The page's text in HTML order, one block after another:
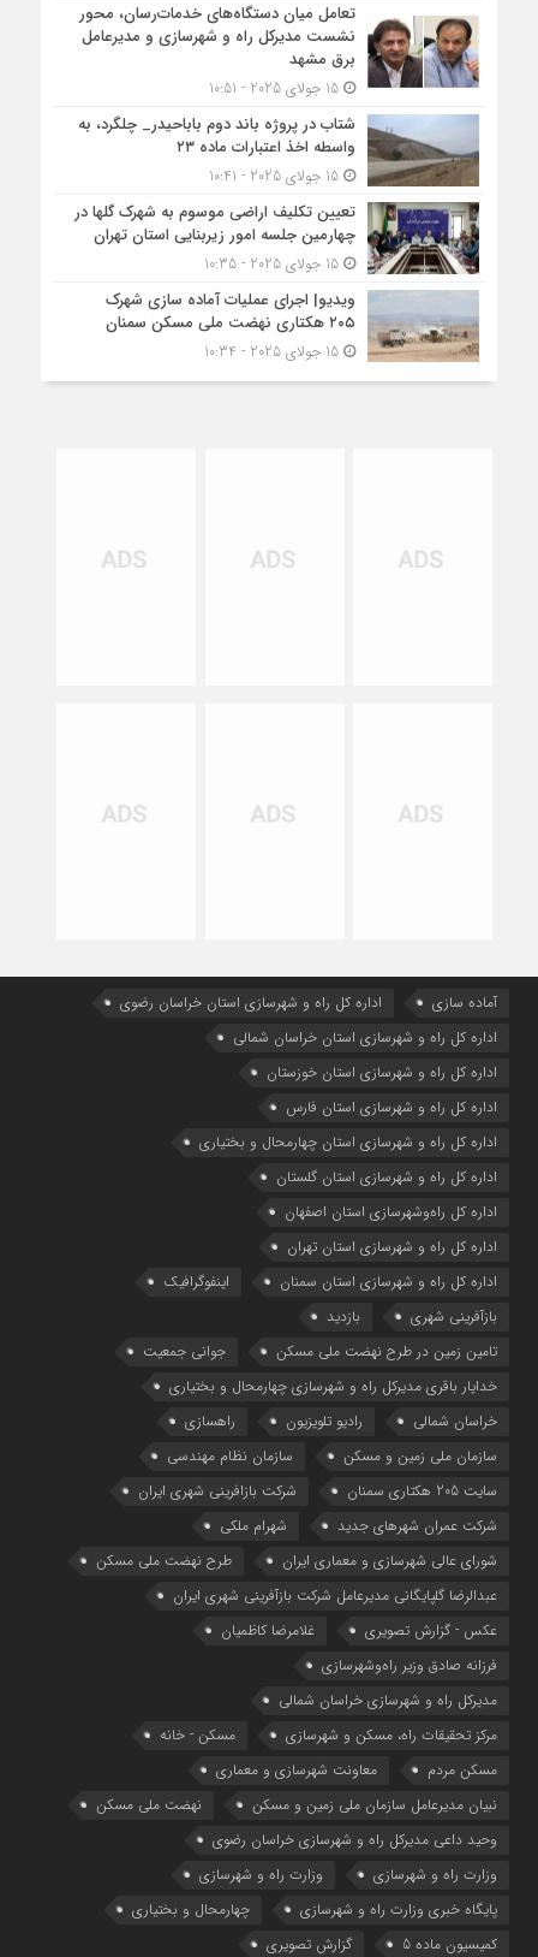
تعامل میان دستگاه‌های خدمات‌رسان، محور
نشست مدیرکل راه و شهرسازی و مدیرعامل
برق مشهد
15 جولای 2025 - 10:51
شتاب در پروژه باند دوم باباحیدر_ چلگرد، به
واسطه اخذ اعتبارات ماده ۲۳
15 جولای 2025 - 10:41
تعیین تکلیف اراضی موسوم به شهرک گلها در
چهارمین جلسه امور زیربنایی استان تهران
15 جولای 2025 - 10:35
ویدیو| اجرای عملیات آماده سازی شهرک
۲۰۵ هکتاری نهضت ملی مسکن سمنان
15 جولای 2025 - 10:34
آماده سازی
اداره كل راه و شهرسازي استان خراسان رضوي
اداره كل راه و شهرسازي استان خراسان شمالي
اداره كل راه و شهرسازي استان خوزستان
اداره كل راه و شهرسازي استان فارس
اداره كل راه و شهرسازي استان چهارمحال و بختياري
اداره كل راه و شهرسازي استان گلستان
اداره كل راه‌و‌شهرسازي استان اصفهان
اداره کل راه و شهرسازی استان تهران
اداره کل راه و شهرسازی استان سمنان
اینفوگرافیک
بازآفرینی شهری
بازدید
تامین زمین در طرح نهضت ملی مسکن
جوانی جمعیت
خدایار باقری مدیرکل راه و شهرسازی چهارمحال و بختیاری
خراسان شمالی
رادیو تلویزیون
راهسازی
سازمان ملی زمین و مسکن
سازمان نظام مهندسی
سایت 205 هکتاری سمنان
شرکت بازافرینی شهری ایران
شرکت عمران شهرهای جدید
شهرام ملکی
شوراي عالي شهرسازی و معماري ايران
طرح نهضت ملی مسکن
عبدالرضا گلپایگانی مدیرعامل شرکت بازآفرینی شهری ایران
عکس - گزارش تصویری
غلامرضا کاظمیان
فرزانه صادق وزیر راه‌وشهرسازی
مدیرکل راه و شهرسازی خراسان شمالی
مرکز تحقیقات راه، مسکن و شهرسازی
مسکن - خانه
مسکن مردم
معاونت شهرسازي و معماري
نبیان مدیرعامل سازمان ملی زمین و مسکن
نهضت ملی مسکن
وحید داعی مدیرکل راه و شهرسازی خراسان رضوی
وزارت راه و شهرسازي
وزارت راه و شهرسازی
پایگاه خبری وزارت راه و شهرسازی
چهارمحال و بختیاری
کمیسیون ماده 5
گزارش تصویری